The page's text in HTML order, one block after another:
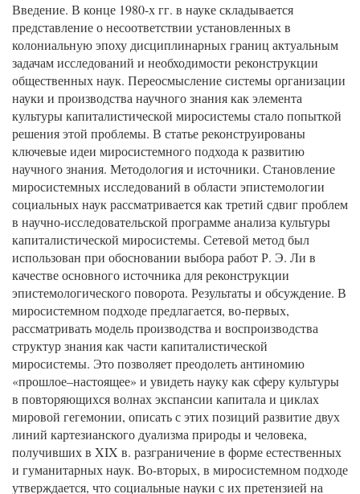
Введение. В конце 1980-х гг. в науке складывается
представление о несоответствии установленных в
колониальную эпоху дисциплинарных границ актуальным
задачам исследований и необходимости реконструкции
общественных наук. Переосмысление системы организации
науки и производства научного знания как элемента
культуры капиталистической миросистемы стало попыткой
решения этой проблемы. В статье реконструированы
ключевые идеи миросистемного подхода к развитию
научного знания. Методология и источники. Становление
миросистемных исследований в области эпистемологии
социальных наук рассматривается как третий сдвиг проблем
в научно-исследовательской программе анализа культуры
капиталистической миросистемы. Сетевой метод был
использован при обосновании выбора работ Р. Э. Ли в
качестве основного источника для реконструкции
эпистемологического поворота. Результаты и обсуждение. В
миросистемном подходе предлагается, во-первых,
рассматривать модель производства и воспроизводства
структур знания как части капиталистической
миросистемы. Это позволяет преодолеть антиномию
«прошлое–настоящее» и увидеть науку как сферу культуры
в повторяющихся волнах экспансии капитала и циклах
мировой гегемонии, описать с этих позиций развитие двух
линий картезианского дуализма природы и человека,
получивших в XIX в. разграничение в форме естественных
и гуманитарных наук. Во-вторых, в миросистемном подходе
утверждается, что социальные науки с их претензией на